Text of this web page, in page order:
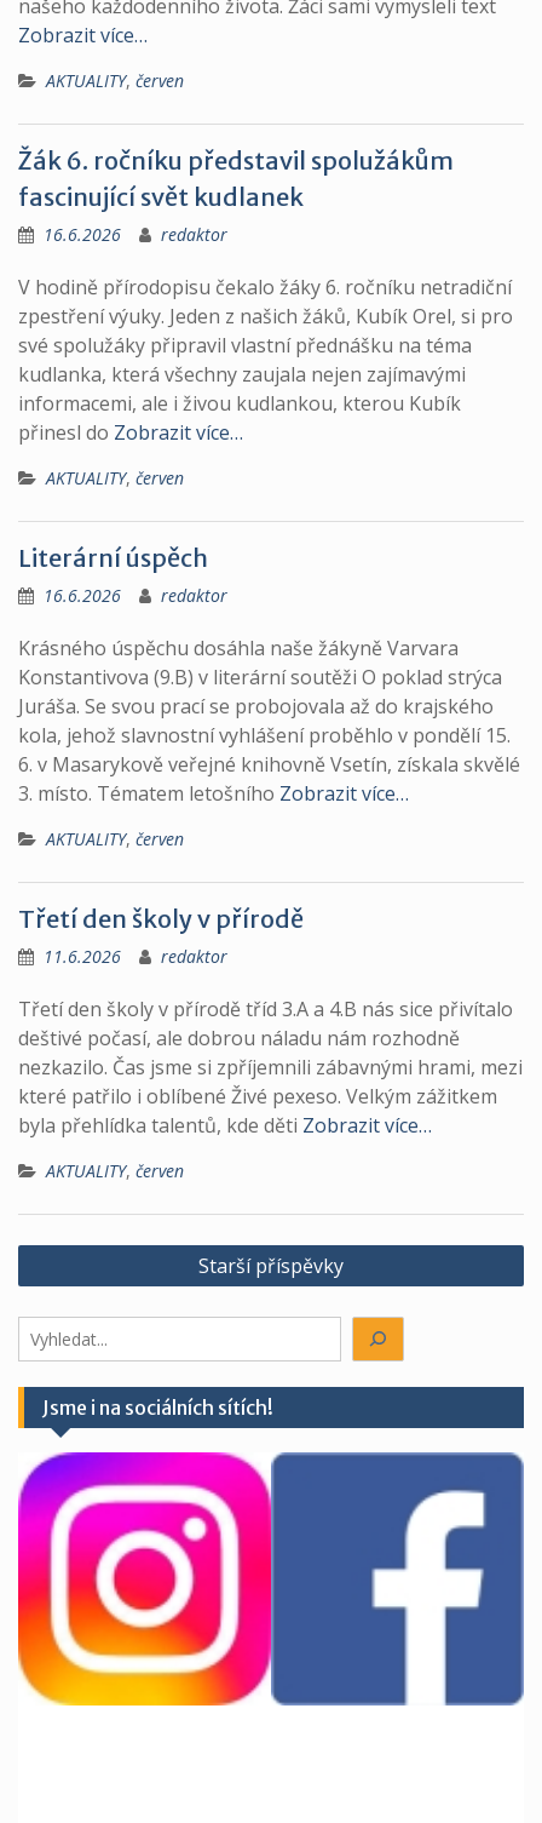
našeho každodenního života. Žáci sami vymysleli text
Zobrazit více…
AKTUALITY, červen
Žák 6. ročníku představil spolužákům
fascinující svět kudlanek
16.6.2026 redaktor
V hodině přírodopisu čekalo žáky 6. ročníku netradiční
zpestření výuky. Jeden z našich žáků, Kubík Orel, si pro
své spolužáky připravil vlastní přednášku na téma
kudlanka, která všechny zaujala nejen zajímavými
informacemi, ale i živou kudlankou, kterou Kubík
přinesl do Zobrazit více…
AKTUALITY, červen
Literární úspěch
16.6.2026 redaktor
Krásného úspěchu dosáhla naše žákyně Varvara
Konstantivova (9.B) v literární soutěži O poklad strýca
Juráša. Se svou prací se probojovala až do krajského
kola, jehož slavnostní vyhlášení proběhlo v pondělí 15.
6. v Masarykově veřejné knihovně Vsetín, získala skvělé
3. místo. Tématem letošního Zobrazit více…
AKTUALITY, červen
Třetí den školy v přírodě
11.6.2026 redaktor
Třetí den školy v přírodě tříd 3.A a 4.B nás sice přivítalo
deštivé počasí, ale dobrou náladu nám rozhodně
nezkazilo. Čas jsme si zpříjemnili zábavnými hrami, mezi
které patřilo i oblíbené Živé pexeso. Velkým zážitkem
byla přehlídka talentů, kde děti Zobrazit více…
AKTUALITY, červen
Navigace
pro
příspěvky
Starší příspěvky
Hledáte
něco?
Jsme i na sociálních sítích!